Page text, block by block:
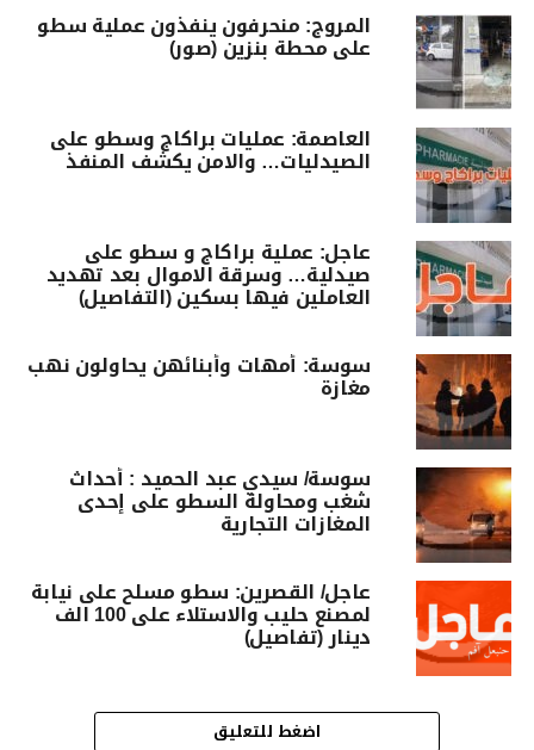
المروج: منحرفون ينفذون عملية سطو
على محطة بنزين (صور)
العاصمة: عمليات براكاج وسطو على
الصيدليات… والامن يكشف المنفذ
عاجل: عملية براكاج و سطو على
صيدلية… وسرقة الاموال بعد تهديد
العاملين فيها بسكين (التفاصيل)
سوسة: أمهات وأبنائهن يحاولون نهب
مغازة‎
سوسة/ سيدي عبد الحميد : أحداث
شغب ومحاولة السطو على إحدى
المغازات التجارية
عاجل/ القصرين: سطو مسلح على نيابة
لمصنع حليب والاستلاء على 100 الف
دينار (تفاصيل)
اضغط للتعليق